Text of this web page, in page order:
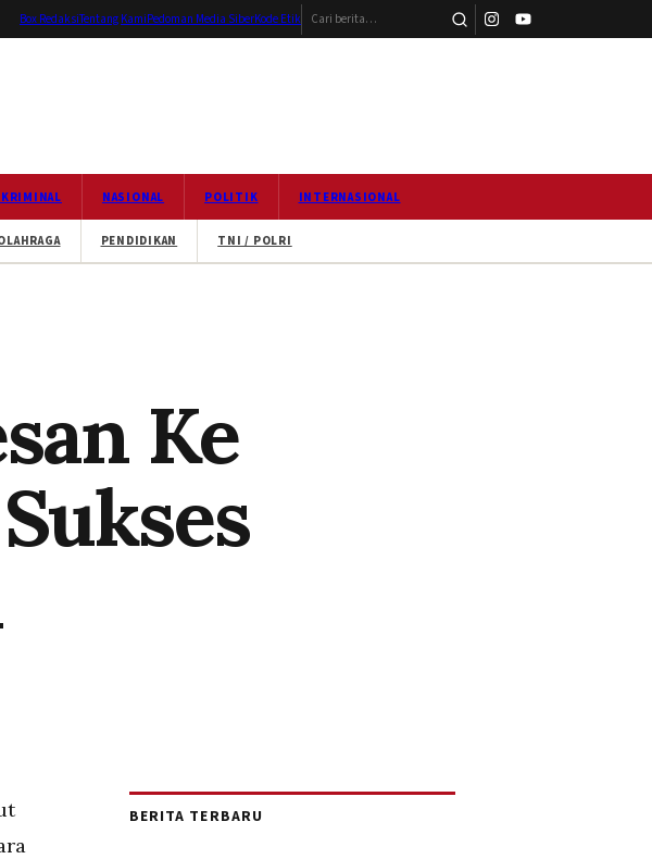
Box RedaksiTentang KamiPedoman Media SiberKode Etik Cari berita
NASIONAL POLITIK INTERNASIONAL
PENDIDIKAN TNI / POLRI
Ke
BERITA TERBARU